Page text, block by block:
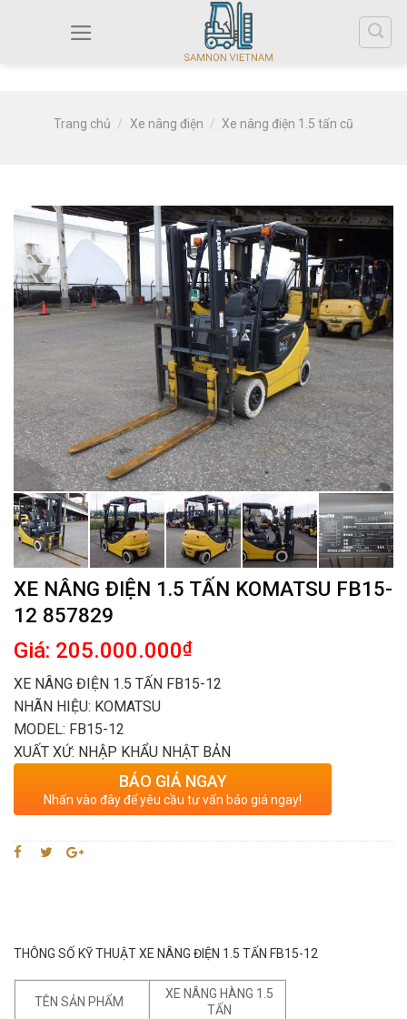
Trang chủ / Xe nâng điện / Xe nâng điện 1.5 tấn cũ
XE NÂNG ĐIỆN 1.5 TẤN KOMATSU FB15-
12 857829
Giá: 205.000.000₫
XE NÂNG ĐIỆN 1.5 TẤN FB15-12
NHÃN HIỆU: KOMATSU
MODEL: FB15-12
XUẤT XỨ: NHẬP KHẨU NHẬT BẢN
BÁO GIÁ NGAY
Nhấn vào đây để yêu cầu tư vấn báo giá ngay!
THÔNG SỐ KỸ THUẬT XE NÂNG ĐIỆN 1.5 TẤN FB15-12
TÊN SẢN PHẨM
XE NÂNG HÀNG 1.5
TẤN